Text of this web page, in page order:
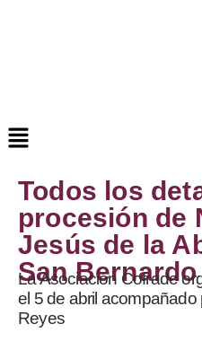
Todos los
procesión de
Jesús de la
San Bernardo
La Asociación Cofrade
el 5 de abril acompañado
Reyes